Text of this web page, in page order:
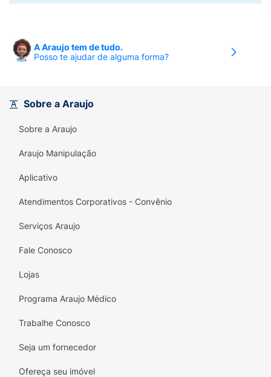
A Araujo tem de tudo.
Posso te ajudar de alguma forma?
Sobre a Araujo
Sobre a Araujo
Araujo Manipulação
Aplicativo
Atendimentos Corporativos - Convênio
Serviços Araujo
Fale Conosco
Lojas
Programa Araujo Médico
Trabalhe Conosco
Seja um fornecedor
Ofereça seu imóvel